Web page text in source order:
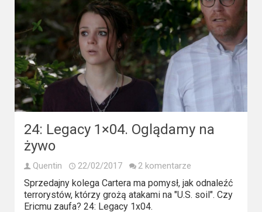
24: Legacy 1×04. Oglądamy na
żywo
Quentin 22/02/2017 2 komentarze
Sprzedajny kolega Cartera ma pomysł, jak odnaleźć
terrorystów, którzy grożą atakami na "U.S. soil". Czy
Ericmu zaufa? 24: Legacy 1x04.